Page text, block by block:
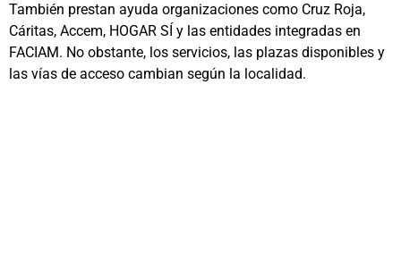
También prestan ayuda organizaciones como Cruz Roja,
Cáritas, Accem, HOGAR SÍ y las entidades integradas en
FACIAM. No obstante, los servicios, las plazas disponibles y
las vías de acceso cambian según la localidad.